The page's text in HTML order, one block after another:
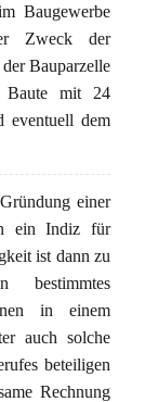
Baugewerbe
Zweck der
Bauparzelle
Baute mit 24
eventuell dem
einer
ein Indiz für
ist dann zu
in einem
auch solche
beteiligen
Rechnung